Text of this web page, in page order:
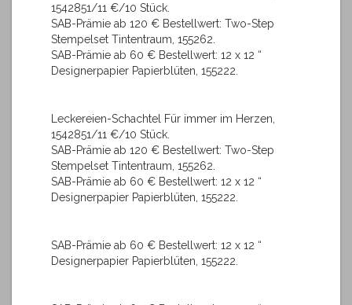
1542851/11 €/10 Stück.
SAB-Prämie ab 120 € Bestellwert: Two-Step
Stempelset Tintentraum, 155262.
SAB-Prämie ab 60 € Bestellwert: 12 x 12 “
Designerpapier Papierblüten, 155222.
Leckereien-Schachtel Für immer im Herzen,
1542851/11 €/10 Stück.
SAB-Prämie ab 120 € Bestellwert: Two-Step
Stempelset Tintentraum, 155262.
SAB-Prämie ab 60 € Bestellwert: 12 x 12 “
Designerpapier Papierblüten, 155222.
SAB-Prämie ab 60 € Bestellwert: 12 x 12 “
Designerpapier Papierblüten, 155222.